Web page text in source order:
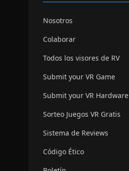
Nosotros
Colaborar
Todos los visores de RV
Submit your VR Game
Submit your VR Hardware
Sorteo Juegos VR Gratis
Sistema de Reviews
Código Ético